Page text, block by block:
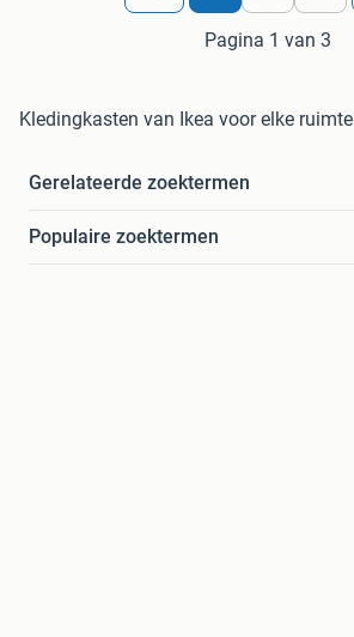
Pagina 1 van 3
Kledingkasten van Ikea voor elke ruimte
Gerelateerde zoektermen
Populaire zoektermen